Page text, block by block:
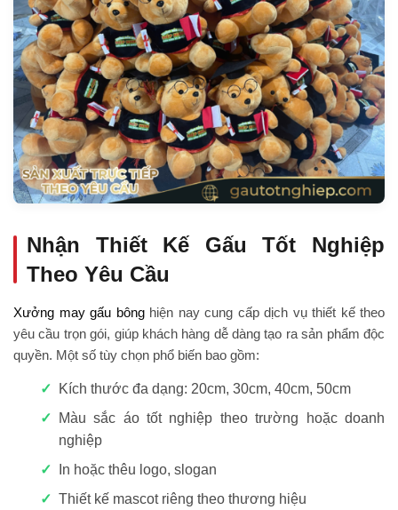
Nhận Thiết Kế Gấu Tốt Nghiệp
Theo Yêu Cầu
Xưởng may gấu bônghiện nay cung cấp dịch vụ thiết kế theo
yêu cầu trọn gói, giúp khách hàng dễ dàng tạo ra sản phẩm độc
quyền. Một số tùy chọn phổ biến bao gồm:
Kích thước đa dạng: 20cm, 30cm, 40cm, 50cm
Màu sắc áo tốt nghiệp theo trường hoặc doanh
nghiệp
In hoặc thêu logo, slogan
Thiết kế mascot riêng theo thương hiệu